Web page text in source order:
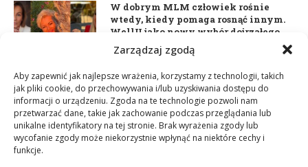
Zarządzaj zgodą
Aby zapewnić jak najlepsze wrażenia, korzystamy z technologii, takich
jak pliki cookie, do przechowywania i/lub uzyskiwania dostępu do
informacji o urządzeniu. Zgoda na te technologie pozwoli nam
przetwarzać dane, takie jak zachowanie podczas przeglądania lub
unikalne identyfikatory na tej stronie. Brak wyrażenia zgody lub
wycofanie zgody może niekorzystnie wpłynąć na niektóre cechy i
funkcje.
W dobrym MLM człowiek rośnie
wtedy, kiedy pomaga rosnąć innym.
WellU jako nowy wybór dojrzałego
lidera
Daria Dudzik. Kocham Cię
17 kwietnia 2026